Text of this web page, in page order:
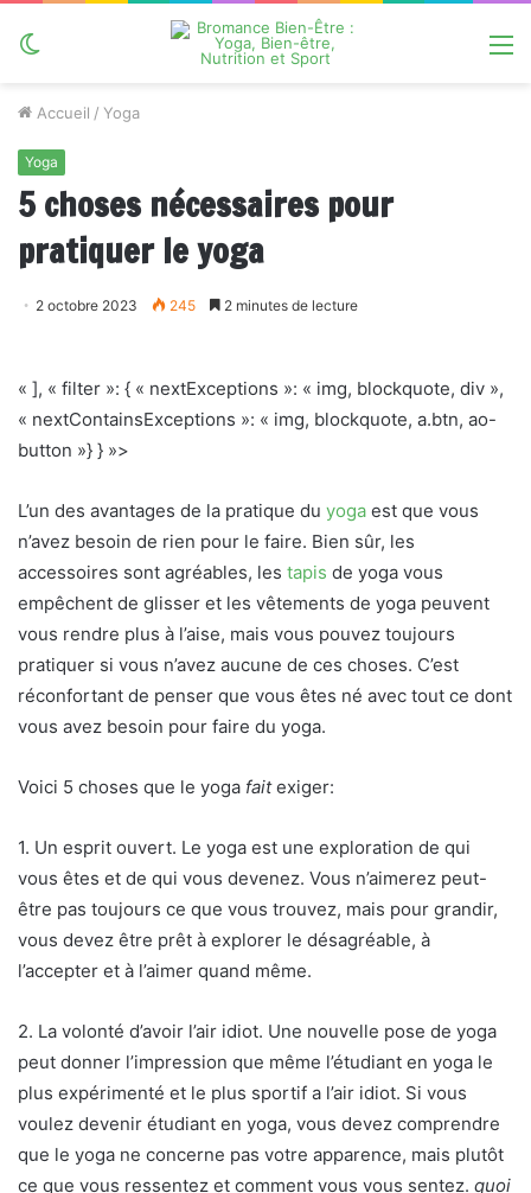
Accueil / Yoga
Yoga
5 choses nécessaires pour
pratiquer le yoga
2 octobre 2023 245 2 minutes de lecture
« ], « filter »: { « nextExceptions »: « img, blockquote, div »,
« nextContainsExceptions »: « img, blockquote, a.btn, ao-
button »} } »>
L’un des avantages de la pratique du yoga est que vous
n’avez besoin de rien pour le faire. Bien sûr, les
accessoires sont agréables, les tapis de yoga vous
empêchent de glisser et les vêtements de yoga peuvent
vous rendre plus à l’aise, mais vous pouvez toujours
pratiquer si vous n’avez aucune de ces choses. C’est
réconfortant de penser que vous êtes né avec tout ce dont
vous avez besoin pour faire du yoga.
Voici 5 choses que le yoga faitexiger:
1. Un esprit ouvert. Le yoga est une exploration de qui
vous êtes et de qui vous devenez. Vous n’aimerez peut-
être pas toujours ce que vous trouvez, mais pour grandir,
vous devez être prêt à explorer le désagréable, à
l’accepter et à l’aimer quand même.
2. La volonté d’avoir l’air idiot. Une nouvelle pose de yoga
peut donner l’impression que même l’étudiant en yoga le
plus expérimenté et le plus sportif a l’air idiot. Si vous
voulez devenir étudiant en yoga, vous devez comprendre
que le yoga ne concerne pas votre apparence, mais plutôt
ce que vous ressentez et comment vous vous sentez. quoi